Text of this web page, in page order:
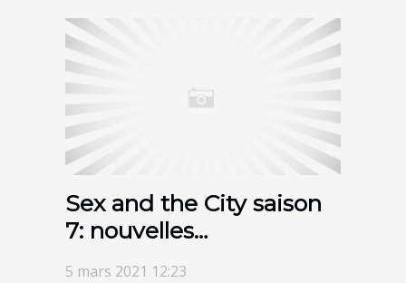
Sex and the City saison
7: nouvelles
5 mars 2021 12:23